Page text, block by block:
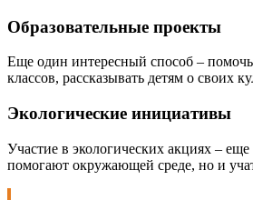
Образовательные проекты
Еще один интересный способ –
классов, рассказывать детям о своих
Экологические инициативы
Участие в экологических акциях –
помогают окружающей среде, но и